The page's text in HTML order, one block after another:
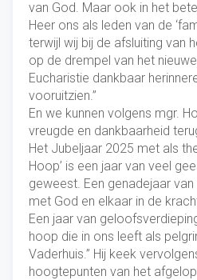
van God. Maar ook in het
Heer ons als leden van de
terwijl wij bij de afsluiting van
op de drempel van het
Eucharistie dankbaar
vooruitzien.”
En we kunnen volgens mgr.
vreugde en dankbaarheid
Het Jubeljaar 2025 met als
Hoop’ is een jaar van veel
geweest. Een genadejaar
met God en elkaar in de
Een jaar van
hoop die in ons leeft als
Vaderhuis.” Hij keek
hoogtepunten van het